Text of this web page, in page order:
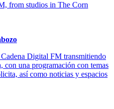
from studios in The Corn
Digital FM transmitiendo
con una programación con temas
así como noticias y espacios